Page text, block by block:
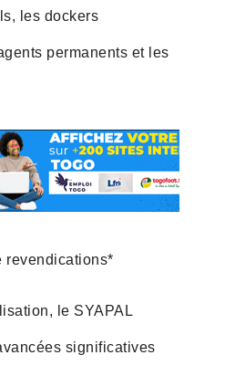
les dockers
permanents et les
revendications*
le SYAPAL
significatives